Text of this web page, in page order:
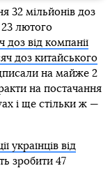
32 мільйонів доз
23 лютого
доз від компанії
доз китайського
на майже 2
на постачання
і ще стільки ж —
українців від
зробити 47